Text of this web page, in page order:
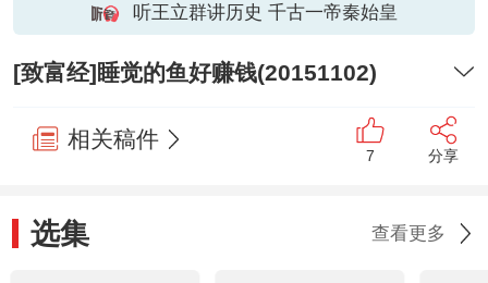
听王立群讲历史 千古一帝秦始皇
[致富经]睡觉的鱼好赚钱(20151102)
相关稿件
7 分享
选集 查看更多